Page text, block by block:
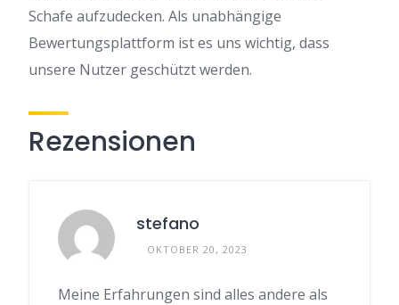
Schafe aufzudecken. Als unabhängige
Bewertungsplattform ist es uns wichtig, dass
unsere Nutzer geschützt werden.
Rezensionen
stefano
OKTOBER 20, 2023
Meine Erfahrungen sind alles andere als